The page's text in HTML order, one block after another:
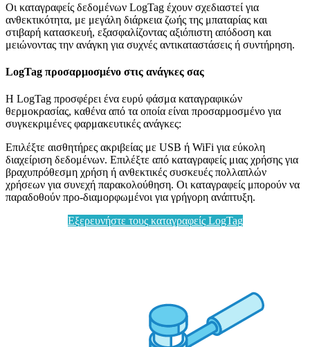
Οι καταγραφείς δεδομένων LogTag έχουν σχεδιαστεί για
ανθεκτικότητα, με μεγάλη διάρκεια ζωής της μπαταρίας και
στιβαρή κατασκευή, εξασφαλίζοντας αξιόπιστη απόδοση και
μειώνοντας την ανάγκη για συχνές αντικαταστάσεις ή συντήρηση.
LogTag προσαρμοσμένο στις ανάγκες σας
Η LogTag προσφέρει ένα ευρύ φάσμα καταγραφικών
θερμοκρασίας, καθένα από τα οποία είναι προσαρμοσμένο για
συγκεκριμένες φαρμακευτικές ανάγκες:
Επιλέξτε αισθητήρες ακριβείας με USB ή WiFi για εύκολη
διαχείριση δεδομένων. Επιλέξτε από καταγραφείς μιας χρήσης για
βραχυπρόθεσμη χρήση ή ανθεκτικές συσκευές πολλαπλών
χρήσεων για συνεχή παρακολούθηση. Οι καταγραφείς μπορούν να
παραδοθούν προ-διαμορφωμένοι για γρήγορη ανάπτυξη.
Εξερευνήστε τους καταγραφείς LogTag